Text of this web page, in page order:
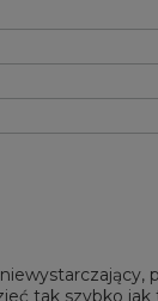
tak szybko